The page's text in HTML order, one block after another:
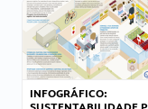
INFOGRÁFICO: